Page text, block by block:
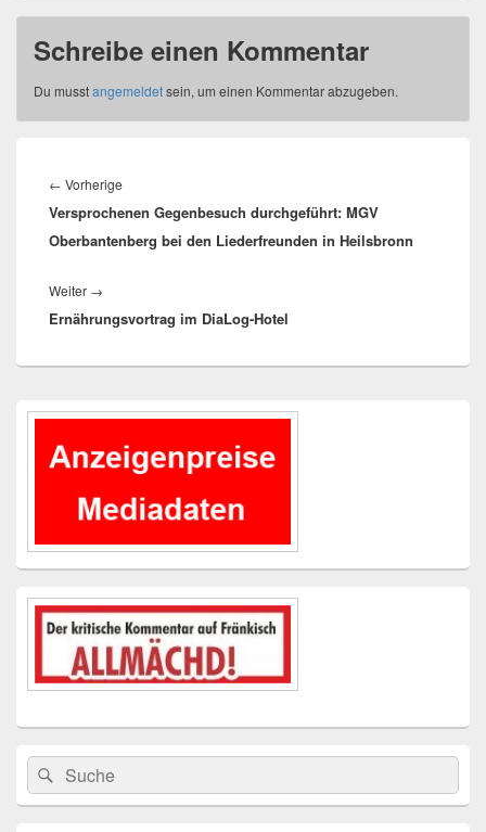
Schreibe einen Kommentar
Du musstangemeldetsein, um einen Kommentar abzugeben.
← Vorherige
Beitrag:
Versprochenen Gegenbesuch durchgeführt: MGV
Oberbantenberg bei den Liederfreunden in Heilsbronn
Weiter →
Beitrag:
Ernährungsvortrag im DiaLog-Hotel
Primärer
Widgetbereich
Suchen
nach:
Suchen